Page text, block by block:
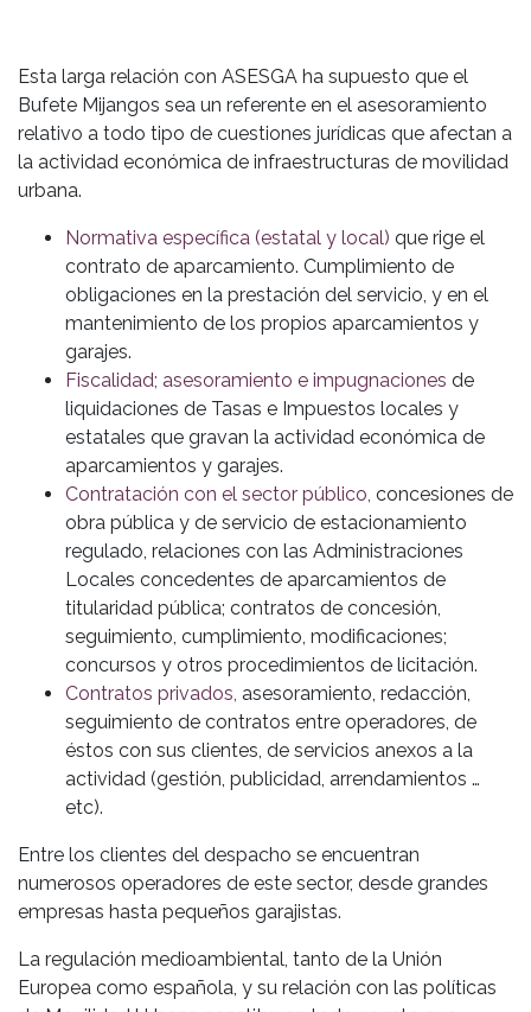
Esta larga relación con ASESGA ha supuesto que el
Bufete Mijangos sea un referente en el asesoramiento
relativo a todo tipo de cuestiones jurídicas que afectan a
la actividad económica de infraestructuras de movilidad
urbana.
Normativa específica (estatal y local) que rige el
contrato de aparcamiento. Cumplimiento de
obligaciones en la prestación del servicio, y en el
mantenimiento de los propios aparcamientos y
garajes.
Fiscalidad; asesoramiento e impugnaciones de
liquidaciones de Tasas e Impuestos locales y
estatales que gravan la actividad económica de
aparcamientos y garajes.
Contratación con el sector público, concesiones de
obra pública y de servicio de estacionamiento
regulado, relaciones con las Administraciones
Locales concedentes de aparcamientos de
titularidad pública; contratos de concesión,
seguimiento, cumplimiento, modificaciones;
concursos y otros procedimientos de licitación.
Contratos privados, asesoramiento, redacción,
seguimiento de contratos entre operadores, de
éstos con sus clientes, de servicios anexos a la
actividad (gestión, publicidad, arrendamientos …
etc).
Entre los clientes del despacho se encuentran
numerosos operadores de este sector, desde grandes
empresas hasta pequeños garajistas.
La regulación medioambiental, tanto de la Unión
Europea como española, y su relación con las políticas